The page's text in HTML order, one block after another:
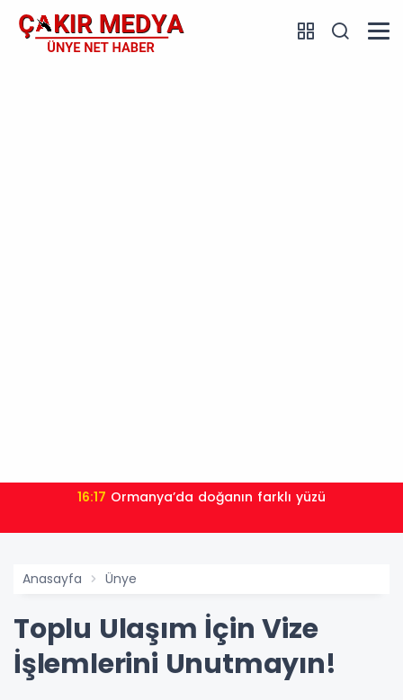
16:17 Ormanya’da doğanın farklı yüzü
Anasayfa Ünye
Toplu Ulaşım İçin Vize
İşlemlerini Unutmayın!